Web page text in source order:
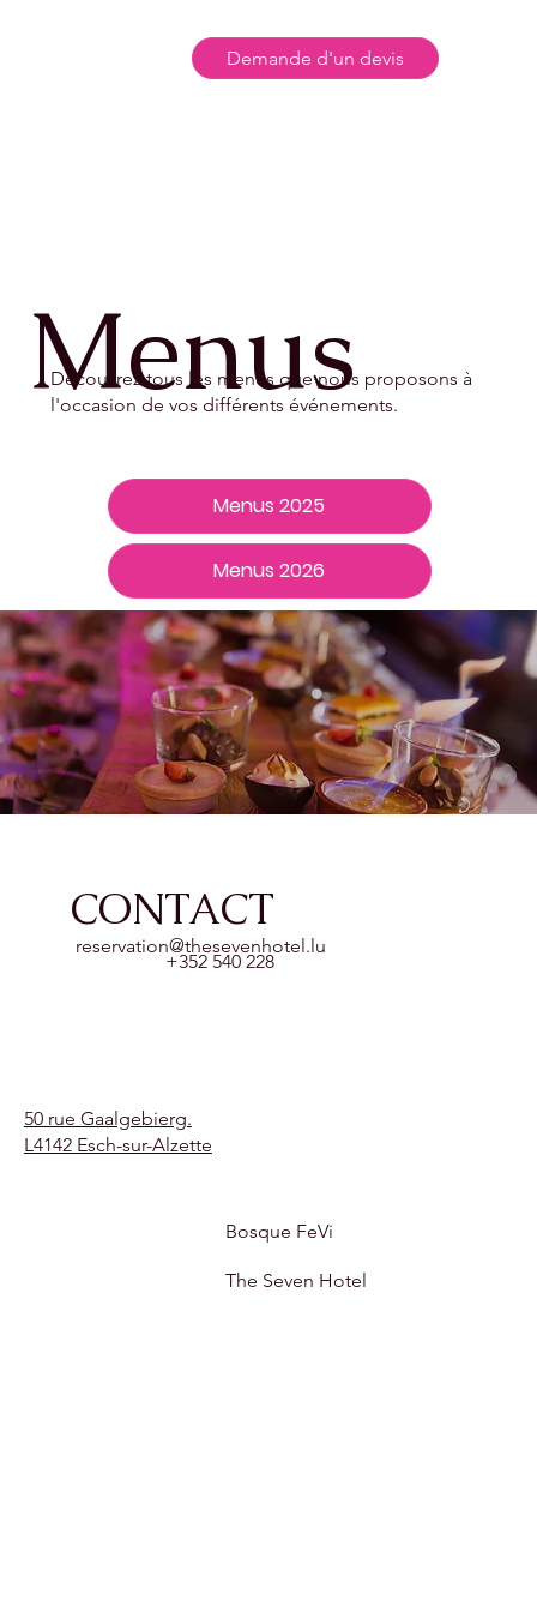
Demande d'un devis
Menus
Découvrez tous les menus que nous proposons à
l'occasion de vos différents événements.
Menus 2025
Menus 2026
CONTACT
+352 540 228
reservation@thesevenhotel.lu
50 rue Gaalgebierg.
L4142 Esch-sur-Alzette
Bosque FeVi
The Seven Hotel